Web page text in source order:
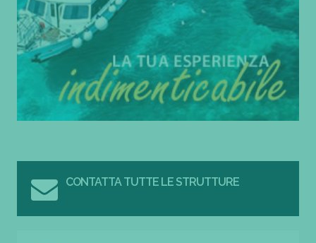
CONTATTA TUTTE LE STRUTTURE